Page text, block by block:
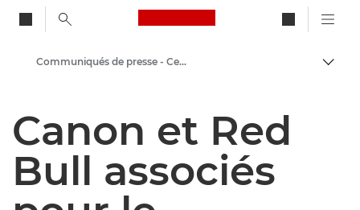
Canon Logo, back to
Presse
Communiqués de presse - Centre de presse Canon
Canon et Red
Bull associés